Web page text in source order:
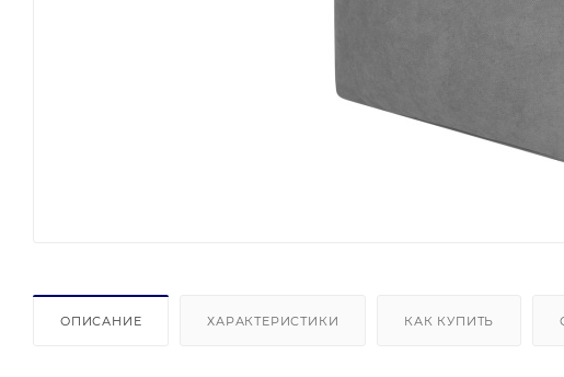
ОПИСАНИЕ ХАРАКТЕРИСТИКИ КАК КУПИТЬ